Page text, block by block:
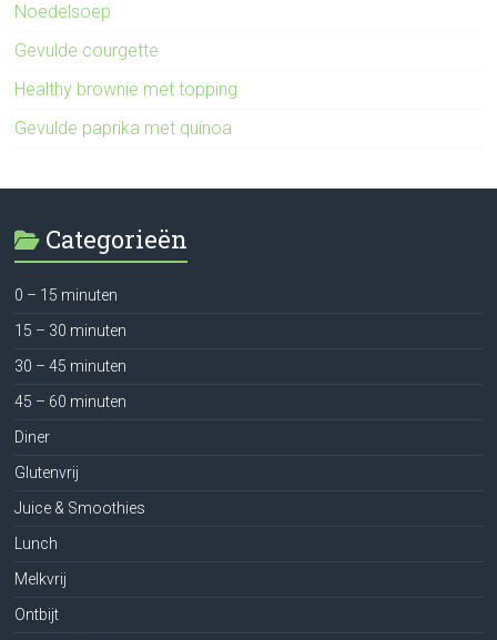
Noedelsoep
Gevulde courgette
Healthy brownie met topping
Gevulde paprika met quinoa
Categorieën
0 – 15 minuten
15 – 30 minuten
30 – 45 minuten
45 – 60 minuten
Diner
Glutenvrij
Juice & Smoothies
Lunch
Melkvrij
Ontbijt